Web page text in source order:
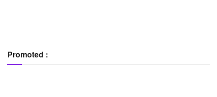
Promoted :